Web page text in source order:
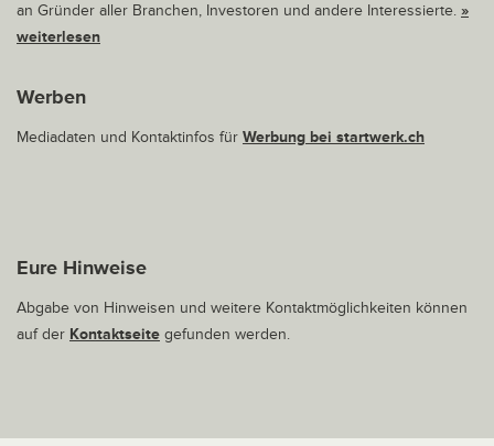
an Gründer aller Branchen, Investoren und andere Interessierte. »
weiterlesen
Werben
Mediadaten und Kontaktinfos für Werbung bei startwerk.ch
Eure Hinweise
Abgabe von Hinweisen und weitere Kontaktmöglichkeiten können
auf der Kontaktseite gefunden werden.